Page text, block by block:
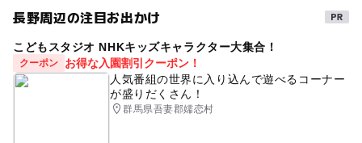
長野周辺の注目お出かけ
こどもスタジオ NHKキッズキャラクター大集合！
クーポン
お得な入園割引クーポン！
人気番組の世界に入り込んで遊べるコーナー
が盛りだくさん！
群馬県吾妻郡嬬恋村